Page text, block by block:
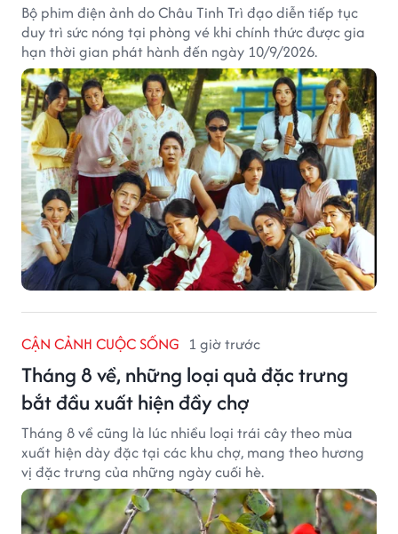
Bộ phim điện ảnh do Châu Tinh Trì đạo diễn tiếp tục
duy trì sức nóng tại phòng vé khi chính thức được gia
hạn thời gian phát hành đến ngày 10/9/2026.
CẬN CẢNH CUỘC SỐNG 1 giờ trước
Tháng 8 về, những loại quả đặc trưng
bắt đầu xuất hiện đầy chợ
Tháng 8 về cũng là lúc nhiều loại trái cây theo mùa
xuất hiện dày đặc tại các khu chợ, mang theo hương
vị đặc trưng của những ngày cuối hè.